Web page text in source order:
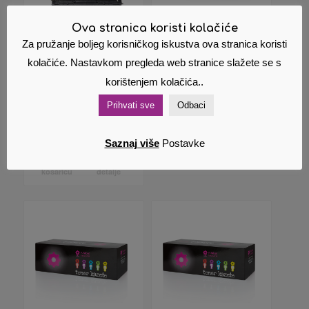
Zamjenskih
(Canon) Tonera
CRG-045 BK / CY
Cijena s PDV
košaricu
detalje
(HP) C7115X 7115X
15X
21,24€ Cijena s PDV
om
košaricu
Ova stranica koristi kolačiće
Za pružanje boljeg korisničkog iskustva ova stranica koristi
kolačiće. Nastavkom pregleda web stranice slažete se s
korištenjem kolačića..
Prihvati sve Odbaci
Saznaj više Postavke